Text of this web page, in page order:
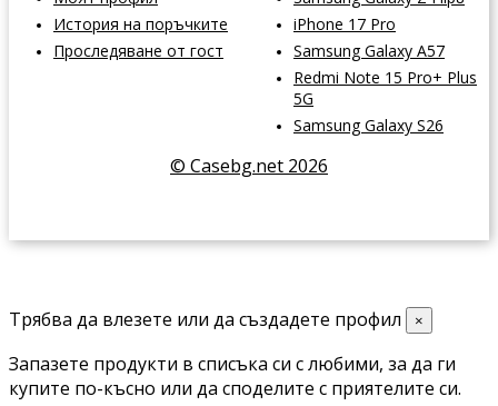
История на поръчките
Проследяване от гост
iPhone 17 Pro
Samsung Galaxy A57
Redmi Note 15 Pro+ Plus
5G
Samsung Galaxy S26
© Casebg.net 2026
Трябва да влезете или да създадете профил ×
Запазете продукти в списъка си с любими, за да ги
купите по-късно или да споделите с приятелите си.